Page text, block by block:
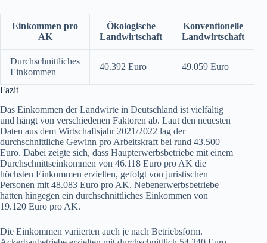
Einkommen pro
AK
Ökologische
Landwirtschaft
Konventionelle
Landwirtschaft
Durchschnittliches
Einkommen
40.392 Euro 49.059 Euro
Fazit
Das Einkommen der Landwirte in Deutschland ist vielfältig
und hängt von verschiedenen Faktoren ab. Laut den neuesten
Daten aus dem Wirtschaftsjahr 2021/2022 lag der
durchschnittliche Gewinn pro Arbeitskraft bei rund 43.500
Euro. Dabei zeigte sich, dass Haupterwerbsbetriebe mit einem
Durchschnittseinkommen von 46.118 Euro pro AK die
höchsten Einkommen erzielten, gefolgt von juristischen
Personen mit 48.083 Euro pro AK. Nebenerwerbsbetriebe
hatten hingegen ein durchschnittliches Einkommen von
19.120 Euro pro AK.
Die Einkommen variierten auch je nach Betriebsform.